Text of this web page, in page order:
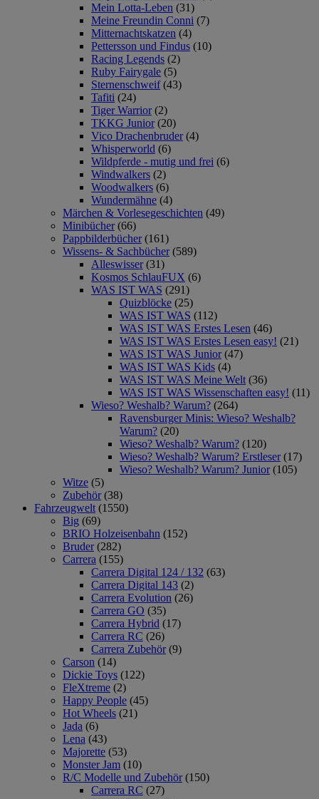
Mein Lotta-Leben (31)
Meine Freundin Conni (7)
Mitternachtskatzen (4)
Pettersson und Findus (10)
Racing Legends (2)
Ruby Fairygale (5)
Sternenschweif (43)
Tafiti (24)
Tiger Warrior (2)
TKKG Junior (20)
Vico Drachenbruder (4)
Whisperworld (6)
Wildpferde - mutig und frei (6)
Windwalkers (2)
Woodwalkers (6)
Wundermähne (4)
Märchen & Vorlesegeschichten (49)
Minibücher (66)
Pappbilderbücher (161)
Wissens- & Sachbücher (589)
Alleswisser (31)
Kosmos SchlauFUX (6)
WAS IST WAS (291)
Quizblöcke (25)
WAS IST WAS (112)
WAS IST WAS Erstes Lesen (46)
WAS IST WAS Erstes Lesen easy! (21)
WAS IST WAS Junior (47)
WAS IST WAS Kids (4)
WAS IST WAS Meine Welt (36)
WAS IST WAS Wissenschaften easy! (11)
Wieso? Weshalb? Warum? (264)
Ravensburger Minis: Wieso? Weshalb?
Warum? (20)
Wieso? Weshalb? Warum? (120)
Wieso? Weshalb? Warum? Erstleser (17)
Wieso? Weshalb? Warum? Junior (105)
Witze (5)
Zubehör (38)
Fahrzeugwelt (1550)
Big (69)
BRIO Holzeisenbahn (152)
Bruder (282)
Carrera (155)
Carrera Digital 124 / 132 (63)
Carrera Digital 143 (2)
Carrera Evolution (26)
Carrera GO (35)
Carrera Hybrid (17)
Carrera RC (26)
Carrera Zubehör (9)
Carson (14)
Dickie Toys (122)
FleXtreme (2)
Happy People (45)
Hot Wheels (21)
Jada (6)
Lena (43)
Majorette (53)
Monster Jam (10)
R/C Modelle und Zubehör (150)
Carrera RC (27)